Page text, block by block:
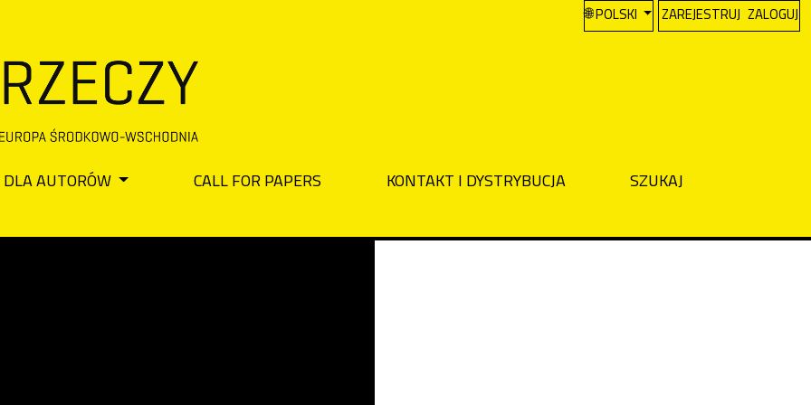
CHANGE THE LANGUAGE. THE
POLSKI ZAREJESTRUJ ZALOGUJ
DLA AUTORÓW CALL FOR PAPERS KONTAKT I DYSTRYBUCJA
SZUKAJ